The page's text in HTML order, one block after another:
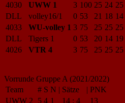
4030
UWW 1 3 100 25 24 25
DLL
volley16/1 0 53 21 18 14
4033
WU-volley 1 3 75 25 25 25
DLL
Tigers 1 0 53 20 14 19
4026
VTR 4 3 75 25 25 25
Vorrunde Gruppe A (2021/2022)
Team
# S N | Sätze | PNK
UWW 2
5 4 1 14 : 4
13